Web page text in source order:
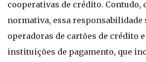
cooperativas de crédito. Contudo,
normativa, essa responsabilidade
operadoras de cartões de crédito
instituições de pagamento, que